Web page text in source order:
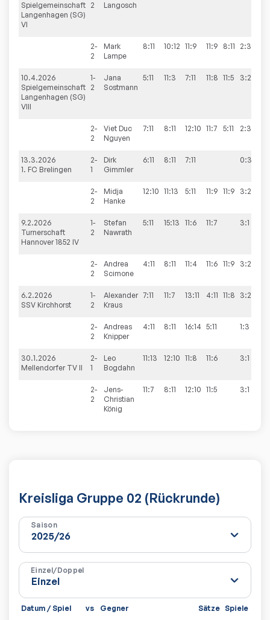
Spielgemeinschaft
Langenhagen (SG)
VI
2 Langosch
2-
2
Mark
Lampe
8:11 10:12 11:9 11:9 8:11 2:3
10.4.2026
Spielgemeinschaft
Langenhagen (SG)
VIII
1-
2
Jana
Sostmann
5:11 11:3 7:11 11:8 11:5 3:2
2-
2
Viet Duc
Nguyen
7:11 8:11 12:10 11:7 5:11 2:3
13.3.2026
1. FC Brelingen
2-
1
Dirk
Gimmler
6:11 8:11 7:11 0:3
2-
2
Midja
Hanke
12:10 11:13 5:11 11:9 11:9 3:2
9.2.2026
Turnerschaft
Hannover 1852 IV
1-
2
Stefan
Nawrath
5:11 15:13 11:6 11:7 3:1
2-
2
Andrea
Scimone
4:11 8:11 11:4 11:6 11:9 3:2
6.2.2026
SSV Kirchhorst
1-
2
Alexander
Kraus
7:11 11:7 13:11 4:11 11:8 3:2
2-
2
Andreas
Knipper
4:11 8:11 16:14 5:11 1:3
30.1.2026
Mellendorfer TV II
2-
1
Leo
Bogdahn
11:13 12:10 11:8 11:6 3:1
2-
2
Jens-
Christian
König
11:7 8:11 12:10 11:5 3:1
Kreisliga Gruppe 02 (Rückrunde)
Saison
Einzel/Doppel
Datum / Spiel vs Gegner Sätze Spiele